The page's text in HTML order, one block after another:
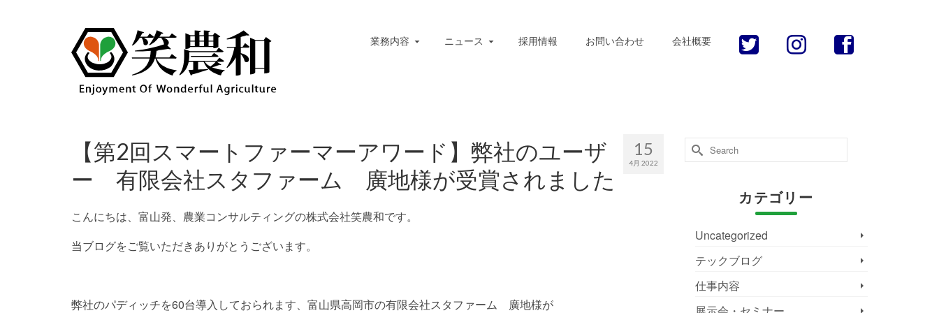
業務内容 ニュース 採用情報 お問い合わせ 会社概要
15
4月 2022
【第2回スマートファーマーアワード】弊社のユーザ
ー 有限会社スタファーム 廣地様が受賞されました
こんにちは、富山発、農業コンサルティングの株式会社笑農和です。
当ブログをご覧いただきありがとうございます。
弊社のパディッチを60台導入しておられます、富山県高岡市の有限会社スタファーム 廣地様が
Search
for:
カテゴリー
Uncategorized
テックブログ
仕事内容